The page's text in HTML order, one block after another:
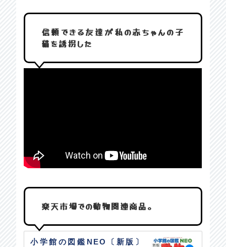
信頼できる友達が私の赤ちゃんの子
猫を誘拐した
楽天市場での動物関連商品。
小学館の図鑑NEO〔新版〕